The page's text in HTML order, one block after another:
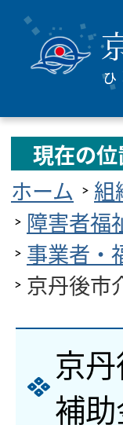
現在の
ホーム
組
障害者福
事業者・
京丹後市
京
補